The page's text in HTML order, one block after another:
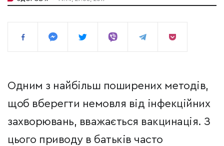
Одним з найбільш поширених методів,
щоб вберегти немовля від інфекційних
захворювань, вважається вакцинація. З
цього приводу в батьків часто